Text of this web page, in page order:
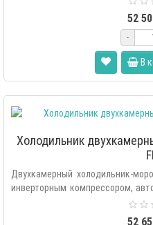
52
-
В
Холодильник
Двухкамерный холодильник-
инверторным компрессором,
52